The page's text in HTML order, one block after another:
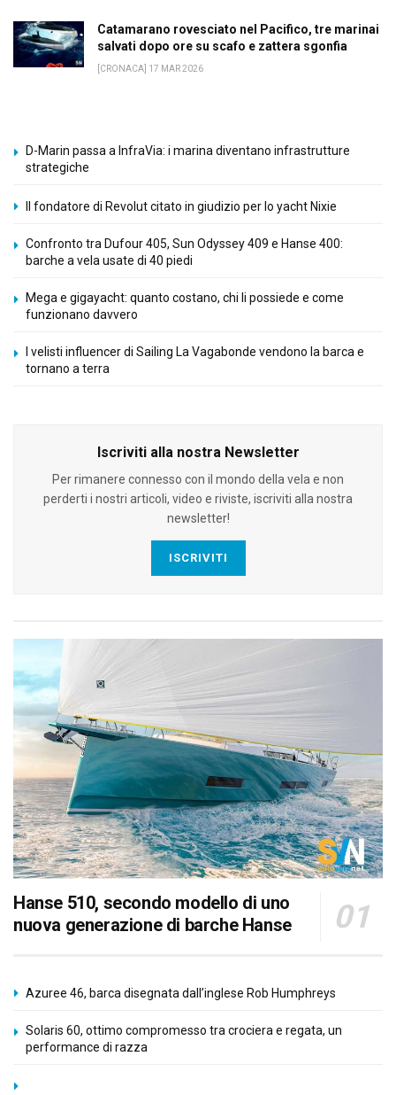
Catamarano rovesciato nel Pacifico, tre marinai
salvati dopo ore su scafo e zattera sgonfia
[CRONACA] 17 MAR 2026
D-Marin passa a InfraVia: i marina diventano infrastrutture
strategiche
Il fondatore di Revolut citato in giudizio per lo yacht Nixie
Confronto tra Dufour 405, Sun Odyssey 409 e Hanse 400:
barche a vela usate di 40 piedi
Mega e gigayacht: quanto costano, chi li possiede e come
funzionano davvero
I velisti influencer di Sailing La Vagabonde vendono la barca e
tornano a terra
Iscriviti alla nostra Newsletter
Per rimanere connesso con il mondo della vela e non
perderti i nostri articoli, video e riviste, iscriviti alla nostra
newsletter!
ISCRIVITI
Hanse 510, secondo modello di uno
nuova generazione di barche Hanse
Azuree 46, barca disegnata dall’inglese Rob Humphreys
Solaris 60, ottimo compromesso tra crociera e regata, un
performance di razza